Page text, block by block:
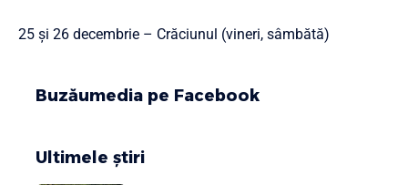
25 și 26 decembrie – Crăciunul (vineri, sâmbătă)
Buzăumedia pe Facebook
Ultimele știri